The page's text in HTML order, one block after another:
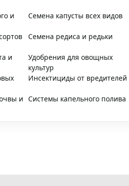
и
Семена капусты всех видов
Семена редиса и редьки
и
Удобрения для овощных
культур
Инсектициды от вредителей
и
Системы капельного полива